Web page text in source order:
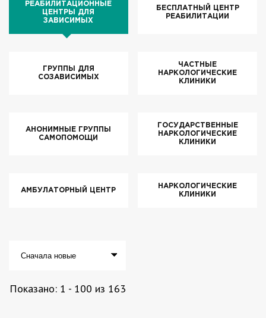
РЕАБИЛИТАЦИОННЫЕ
ЦЕНТРЫ ДЛЯ
ЗАВИСИМЫХ
БЕСПЛАТНЫЙ ЦЕНТР
РЕАБИЛИТАЦИИ
ГРУППЫ ДЛЯ
СОЗАВИСИМЫХ
ЧАСТНЫЕ
НАРКОЛОГИЧЕСКИЕ
КЛИНИКИ
АНОНИМНЫЕ ГРУППЫ
САМОПОМОЩИ
ГОСУДАРСТВЕННЫЕ
НАРКОЛОГИЧЕСКИЕ
КЛИНИКИ
АМБУЛАТОРНЫЙ ЦЕНТР
НАРКОЛОГИЧЕСКИЕ
КЛИНИКИ
Показано: 1 - 100 из 163